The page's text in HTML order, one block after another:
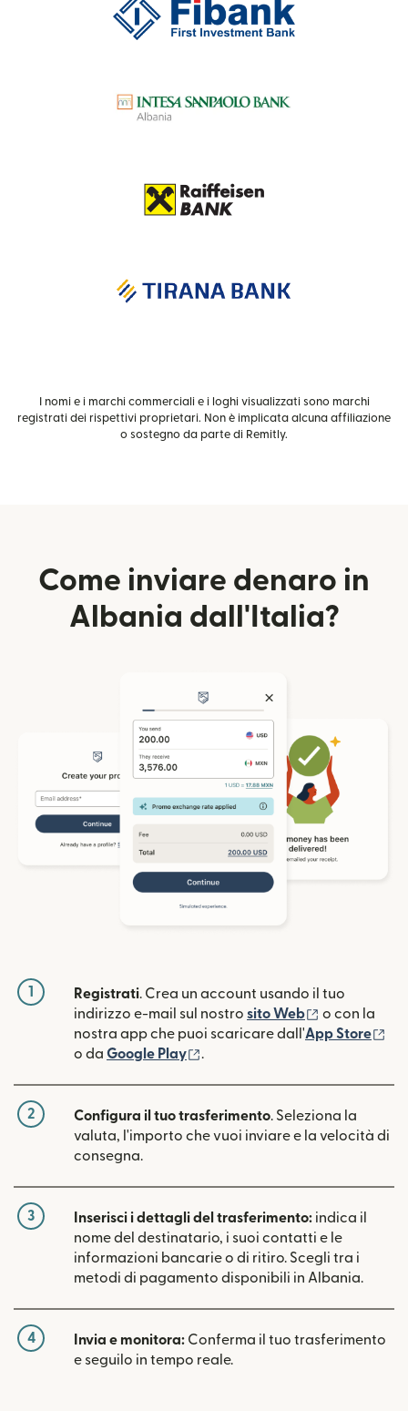
I nomi e i marchi commerciali e i loghi visualizzati sono marchi
registrati dei rispettivi proprietari. Non è implicata alcuna affiliazione
o sostegno da parte di Remitly.
Come inviare denaro in
Albania dall'Italia?
1 Registrati. Crea un account usando il tuo
indirizzo e-mail sul nostro sito Web (si apre in
o con la
nostra app che puoi scaricare dall'App Store
o da Google Play (si apre in una nuova finestra)
.
2 Configura il tuo trasferimento. Seleziona la
valuta, l'importo che vuoi inviare e la velocità di
consegna.
3 Inserisci i dettagli del trasferimento: indica il
nome del destinatario, i suoi contatti e le
informazioni bancarie o di ritiro. Scegli tra i
metodi di pagamento disponibili in Albania.
4 Invia e monitora: Conferma il tuo trasferimento
e seguilo in tempo reale.